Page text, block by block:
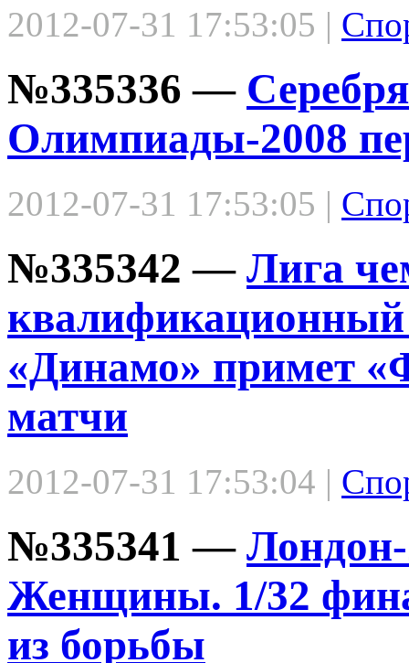
2012-07-31 17:53:05 |
№335336 —
Олимпиады-2008
2012-07-31 17:53:05 |
№335342 — Лига
квалификационный
«Динамо» примет
матчи
2012-07-31 17:53:04 |
№335341 —
Женщины. 1/32
из борьбы